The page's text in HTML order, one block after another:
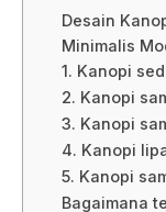
Desain
Minimalis
1. Kanopi
2. Kanopi
3. Kanopi
4. Kanopi
5. Kanopi
Bagaimana